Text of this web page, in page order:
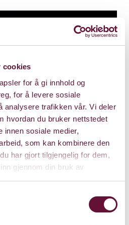
cookies
for å gi innhold og
for å levere sosiale
analysere trafikken vår. Vi deler
hvordan du bruker nettstedet
innen sosiale medier,
som kan kombinere den
har gjort tilgjengelig for dem,
gjennom din bruk av
og eksklusive førsalg,